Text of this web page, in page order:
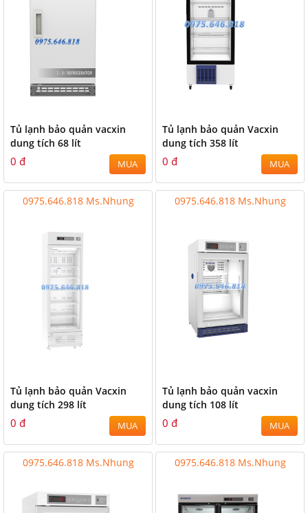
Tủ lạnh bảo quản vacxin
dung tích 68 lít
0 đ MUA
Tủ lạnh bảo quản Vacxin
dung tích 358 lít
0 đ MUA
0975.646.818 Ms.Nhung
Tủ lạnh bảo quản Vacxin
dung tích 298 lít
0 đ MUA
0975.646.818 Ms.Nhung
Tủ lạnh bảo quản vacxin
dung tích 108 lít
0 đ MUA
0975.646.818 Ms.Nhung 0975.646.818 Ms.Nhung